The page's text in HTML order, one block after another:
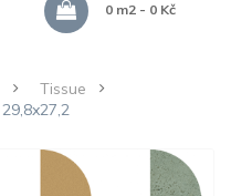
0 m2 - 0 Kč
Tissue